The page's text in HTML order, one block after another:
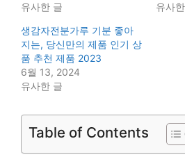
유사한 글
유사
생감자전분가루 기분 좋아
지는, 당신만의 제품 인기 상
품 추천 제품 2023
6월 13, 2024
유사한 글
Table of Contents